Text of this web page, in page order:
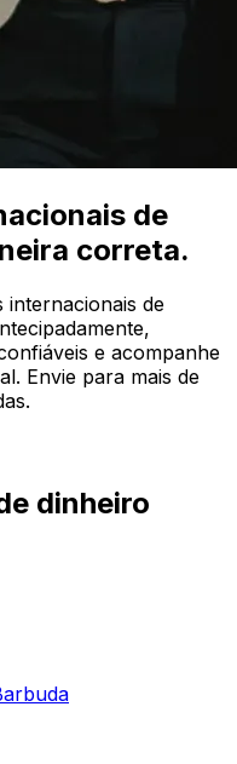
de
correta.
internacionais de
e acompanhe
Envie para mais de
dinheiro